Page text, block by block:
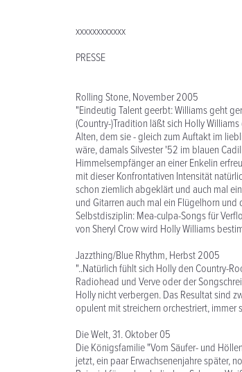
xxxxxxxxxxxx
PRESSE
Rolling Stone, November 2005
"Eindeutig Talent geerbt: Williams geht
(Country-)Tradition läßt sich Holly
Alten, dem sie - gleich zum Auftakt im
wäre, damals Silvester '52 im blauen
Himmelsempfänger an einer Enkelin
mit dieser Konfrontativen Intensität
schon ziemlich abgeklärt und auch mal
und Gitarren auch mal ein Flügelhorn
Selbstdisziplin: Mea-culpa-Songs für
von Sheryl Crow wird Holly Williams
Jazzthing/Blue Rhythm, Herbst 2005
"..Natürlich fühlt sich Holly den Country-
Radiohead und Verve oder der
Holly nicht verbergen. Das Resultat sind
opulent mit streichern orchestriert, immer
Die Welt, 31. Oktober 05
Die Königsfamilie "Vom Säufer- und
jetzt, ein paar Erwachsenenjahre später,